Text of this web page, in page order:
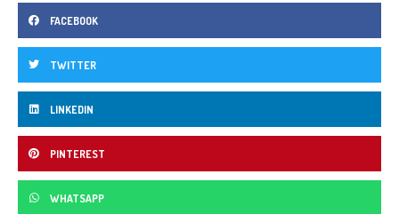
FACEBOOK
TWITTER
LINKEDIN
PINTEREST
WHATSAPP